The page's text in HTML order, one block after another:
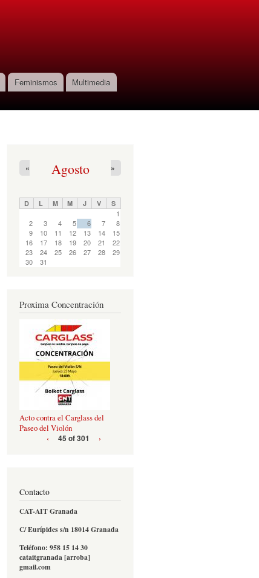
Feminismos
Multimedia
Agosto
« »
D L M M J V S
1
2
3 4 5 6 7
8
9
10 11 12 13 14
15
16
17 18 19 20 21
22
23
24 25 26 27 28
29
30
31
Proxima Concentración
Acto contra el Carglass del
Paseo del Violón
‹
45 of 301 ›
Contacto
CAT-AIT Granada
C/ Eurípides s/n 18014 Granada
Teléfono: 958 15 14 30
cataitgranada [arroba]
gmail.com